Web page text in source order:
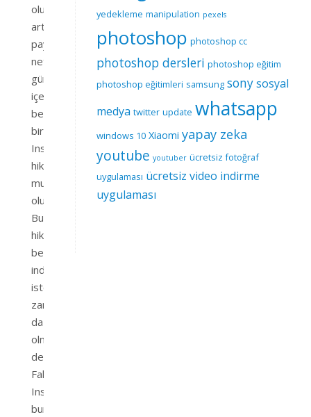
olunca
artan
paylaşımlar
neticesinde
gün
içerisinde
beğendiğimiz
bir
Instagram
hikayesi
mutlaka
oluyordur.
Bu
hikayelerden
beğendiğimizi
indirmek
istediğimiz
zamanlar
da
olmuyor
değil.
Fakat
Instagram
bunları
yedekleme manipulation pexels
photoshop photoshop cc
photoshop dersleri photoshop eğitim
photoshop eğitimleri samsung sonysosyal
medya twitter update whatsapp
windows 10 Xiaomi yapay zeka
youtube youtuber ücretsiz fotoğraf
uygulaması ücretsiz video indirme
uygulaması